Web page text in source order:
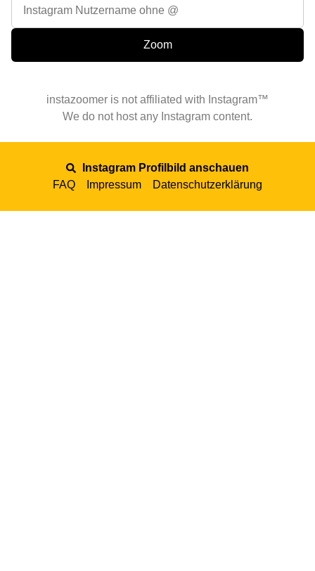
instazoomer is not affiliated with Instagram™
We do not host any Instagram content.
Instagram Profilbild anschauen
FAQ
Impressum Datenschutzerklärung